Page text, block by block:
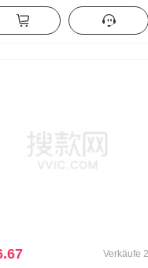
Hemd Stapeln Tragen Top
Verkäufe 2